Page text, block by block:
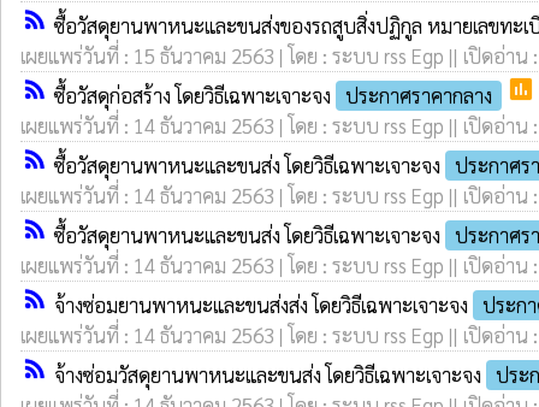
rss_feed ซื้อวัสดุยานพาหนะและขนส่งของรถสูบสิ่งปฏิกูล หมายเลขทะ
เผยแพร่วันที่ : 15 ธันวาคม 2563 | โดย : ระบบ rss Egp || เปิดอ่าน
rss_feed ซื้อวัสดุก่อสร้าง โดยวิธีเฉพาะเจาะจง ประกาศราคากลาง poll
เผยแพร่วันที่ : 14 ธันวาคม 2563 | โดย : ระบบ rss Egp || เปิดอ่าน
rss_feed ซื้อวัสดุยานพาหนะและขนส่ง โดยวิธีเฉพาะเจาะจง
ประกาศร
เผยแพร่วันที่ : 14 ธันวาคม 2563 | โดย : ระบบ rss Egp || เปิดอ่าน
rss_feed ซื้อวัสดุยานพาหนะและขนส่ง โดยวิธีเฉพาะเจาะจง
ประกาศร
เผยแพร่วันที่ : 14 ธันวาคม 2563 | โดย : ระบบ rss Egp || เปิดอ่าน
rss_feed จ้างซ่อมยานพาหนะและขนส่งส่ง โดยวิธีเฉพาะเจาะจง
ประก
เผยแพร่วันที่ : 14 ธันวาคม 2563 | โดย : ระบบ rss Egp || เปิดอ่าน
rss_feed จ้างซ่อมวัสดุยานพาหนะและขนส่ง โดยวิธีเฉพาะเจาะจง
ประ